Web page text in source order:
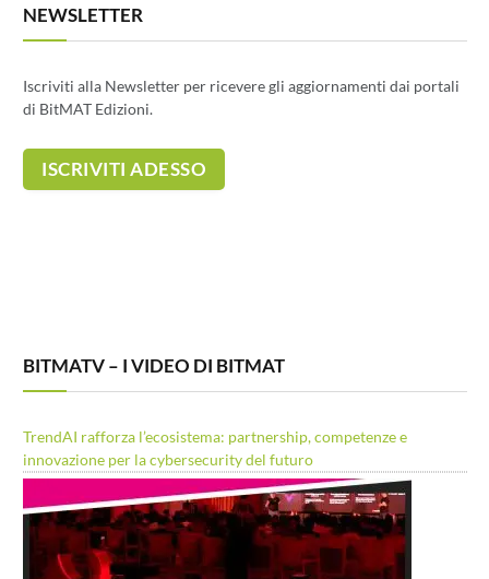
NEWSLETTER
Iscriviti alla Newsletter per ricevere gli aggiornamenti dai portali
di BitMAT Edizioni.
BITMATV – I VIDEO DI BITMAT
TrendAI rafforza l’ecosistema: partnership, competenze e
innovazione per la cybersecurity del futuro